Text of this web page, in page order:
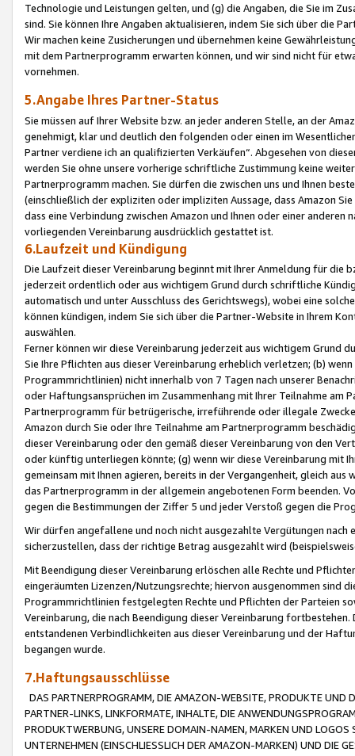
Technologie und Leistungen gelten, und (g) die Angaben, die Sie im
sind. Sie können Ihre Angaben aktualisieren, indem Sie sich über die
Wir machen keine Zusicherungen und übernehmen keine
mit dem Partnerprogramm erwarten können, und wir sind nicht für
vornehmen.
5.Angabe Ihres Partner-Status
Sie müssen auf Ihrer Website bzw. an jeder anderen Stelle, an der
genehmigt, klar und deutlich den folgenden oder einen im
Partner verdiene ich an qualifizierten Verkäufen“. Abgesehen von
werden Sie ohne unsere vorherige schriftliche Zustimmung keine
Partnerprogramm machen. Sie dürfen die zwischen uns und Ihnen
(einschließlich der expliziten oder impliziten Aussage, dass Amazon
dass eine Verbindung zwischen Amazon und Ihnen oder einer
vorliegenden Vereinbarung ausdrücklich gestattet ist.
6.Laufzeit und Kündigung
Die Laufzeit dieser Vereinbarung beginnt mit Ihrer Anmeldung für die
jederzeit ordentlich oder aus wichtigem Grund durch schriftliche
automatisch und unter Ausschluss des Gerichtswegs), wobei eine
können kündigen, indem Sie sich über die Partner-Website in Ihrem
auswählen.
Ferner können wir diese Vereinbarung jederzeit aus wichtigem Grund
Sie Ihre Pflichten aus dieser Vereinbarung erheblich verletzen; (b)
Programmrichtlinien) nicht innerhalb von 7 Tagen nach unserer
oder Haftungsansprüchen im Zusammenhang mit Ihrer Teilnahme am
Partnerprogramm für betrügerische, irreführende oder illegale
Amazon durch Sie oder Ihre Teilnahme am Partnerprogramm
dieser Vereinbarung oder den gemäß dieser Vereinbarung von den
oder künftig unterliegen könnte; (g) wenn wir diese Vereinbarung mit
gemeinsam mit Ihnen agieren, bereits in der Vergangenheit, gleich
das Partnerprogramm in der allgemein angebotenen Form beenden.
gegen die Bestimmungen der Ziffer 5 und jeder Verstoß gegen die
Wir dürfen angefallene und noch nicht ausgezahlte Vergütungen
sicherzustellen, dass der richtige Betrag ausgezahlt wird
Mit Beendigung dieser Vereinbarung erlöschen alle Rechte und
eingeräumten Lizenzen/Nutzungsrechte; hiervon ausgenommen sind
Programmrichtlinien festgelegten Rechte und Pflichten der Parteien
Vereinbarung, die nach Beendigung dieser Vereinbarung
entstandenen Verbindlichkeiten aus dieser Vereinbarung und der
begangen wurde.
7.Haftungsausschlüsse
DAS PARTNERPROGRAMM, DIE AMAZON-WEBSITE, PRODUKTE UND
PARTNER-LINKS, LINKFORMATE, INHALTE, DIE
PRODUKTWERBUNG, UNSERE DOMAIN-NAMEN, MARKEN UND
UNTERNEHMEN (EINSCHLIESSLICH DER AMAZON-MARKEN) UND DIE